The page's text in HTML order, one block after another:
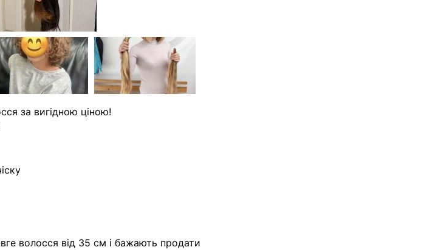
за вигідною ціною!
волосся від 35 см і бажають продати